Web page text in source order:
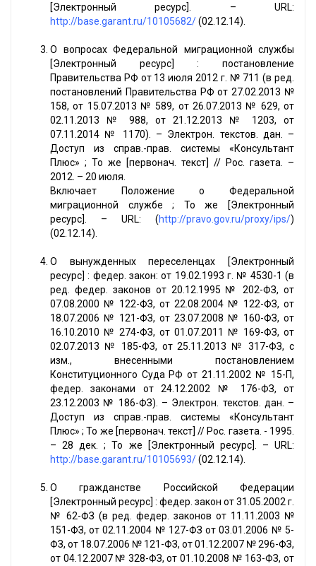
[Электронный ресурс]. – URL:
http://base.garant.ru/10105682/(02.12.14).
О вопросах Федеральной миграционной службы
[Электронный ресурс] : постановление
Правительства РФ от 13 июля 2012 г. № 711 (в ред.
постановлений Правительства РФ от 27.02.2013 №
158, от 15.07.2013 № 589, от 26.07.2013 № 629, от
02.11.2013 № 988, от 21.12.2013 № 1203, от
07.11.2014 № 1170). – Электрон. текстов. дан. –
Доступ из справ.-прав. системы «Консультант
Плюс» ; То же [первонач. текст] // Рос. газета. –
2012. – 20 июля.
Включает Положение о Федеральной
миграционной службе ; То же [Электронный
ресурс]. – URL: (http://pravo.gov.ru/proxy/ips/)
(02.12.14).
О вынужденных переселенцах [Электронный
ресурс] : федер. закон: от 19.02.1993 г. № 4530-1 (в
ред. федер. законов от 20.12.1995 № 202-ФЗ, от
07.08.2000 № 122-ФЗ, от 22.08.2004 № 122-ФЗ, от
18.07.2006 № 121-ФЗ, от 23.07.2008 № 160-ФЗ, от
16.10.2010 № 274-ФЗ, от 01.07.2011 № 169-ФЗ, от
02.07.2013 № 185-ФЗ, от 25.11.2013 № 317-ФЗ, с
изм., внесенными постановлением
Конституционного Суда РФ от 21.11.2002 № 15-П,
федер. законами от 24.12.2002 № 176-ФЗ, от
23.12.2003 № 186-ФЗ). – Электрон. текстов. дан. –
Доступ из справ.-прав. системы «Консультант
Плюс» ; То же [первонач. текст] // Рос. газета. - 1995.
– 28 дек. ; То же [Электронный ресурс]. – URL:
http://base.garant.ru/10105693/(02.12.14).
О гражданстве Российской Федерации
[Электронный ресурс] : федер. закон от 31.05.2002 г.
№ 62-ФЗ (в ред. федер. законов от 11.11.2003 №
151-ФЗ, от 02.11.2004 № 127-ФЗ от 03.01.2006 № 5-
ФЗ, от 18.07.2006 № 121-ФЗ, от 01.12.2007 № 296-ФЗ,
от 04.12.2007 № 328-ФЗ, от 01.10.2008 № 163-ФЗ, от